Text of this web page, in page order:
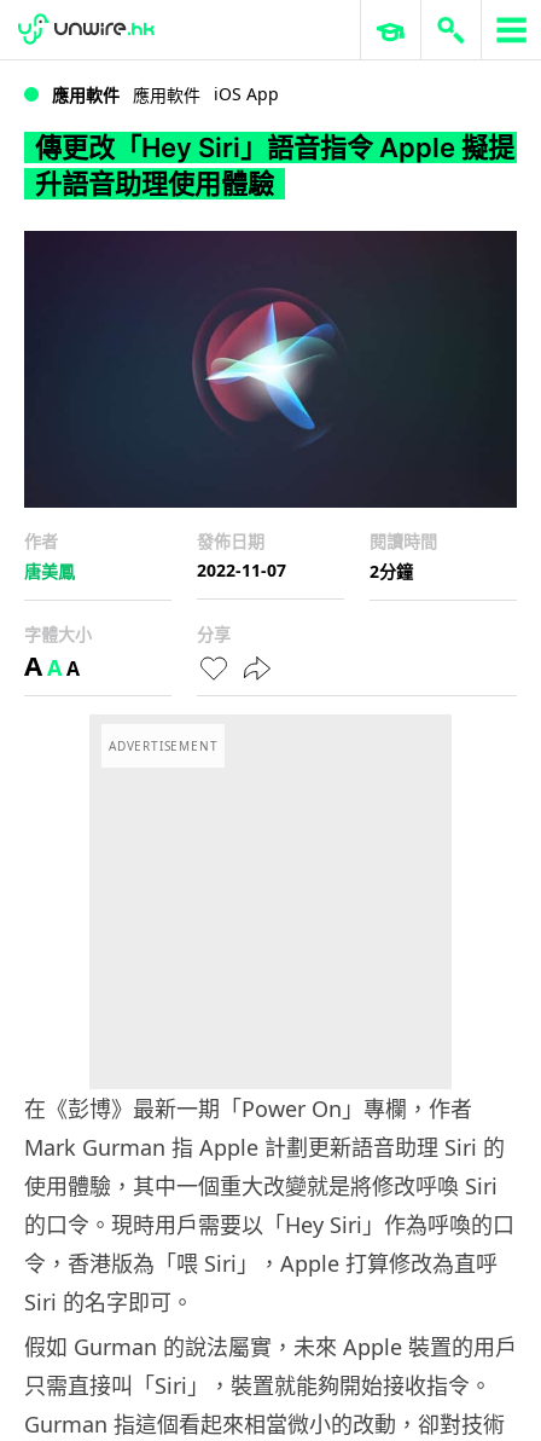
WWDC 2026 ERP 與商業 AI
應用軟件 應用軟件 iOS App
傳更改「Hey Siri」語音指令 Apple 擬提
升語音助理使用體驗
作者
唐美鳳
發佈日期
2022-11-07
閱讀時間
2分鐘
字體大小
AAA
分享
ADVERTISEMENT
在《彭博》最新一期「Power On」專欄，作者
Mark Gurman 指 Apple 計劃更新語音助理 Siri 的
使用體驗，其中一個重大改變就是將修改呼喚 Siri
的口令。現時用戶需要以「Hey Siri」作為呼喚的口
令，香港版為「喂 Siri」，Apple 打算修改為直呼
Siri 的名字即可。
假如 Gurman 的說法屬實，未來 Apple 裝置的用戶
只需直接叫「Siri」，裝置就能夠開始接收指令。
Gurman 指這個看起來相當微小的改動，卻對技術